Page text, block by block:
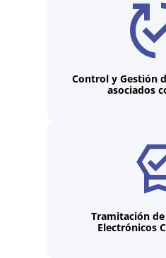
Control y Gestión
asociados
Tramitación
Electrónicos